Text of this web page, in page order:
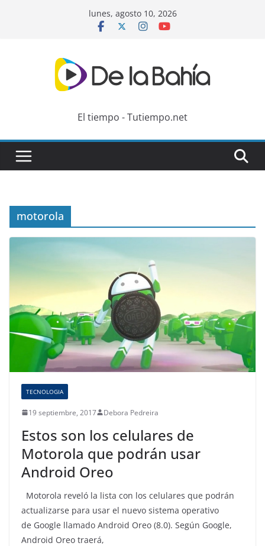
lunes, agosto 10, 2026
El tiempo - Tutiempo.net
motorola
TECNOLOGIA
19 septiembre, 2017 Debora Pedreira
Estos son los celulares de
Motorola que podrán usar
Android Oreo
Motorola reveló la lista con los celulares que podrán
actualizarse para usar el nuevo sistema operativo
de Google llamado Android Oreo (8.0). Según Google,
Android Oreo traerá,